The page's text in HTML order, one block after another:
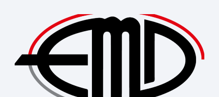
Cammeo aplikacije na području Rijeke i Opatije. Za sve
upite slobodno se obratite na mob. 0953858832
Branimir. Email:branimirsever@mac.comBroj
telefona:
+385953858832